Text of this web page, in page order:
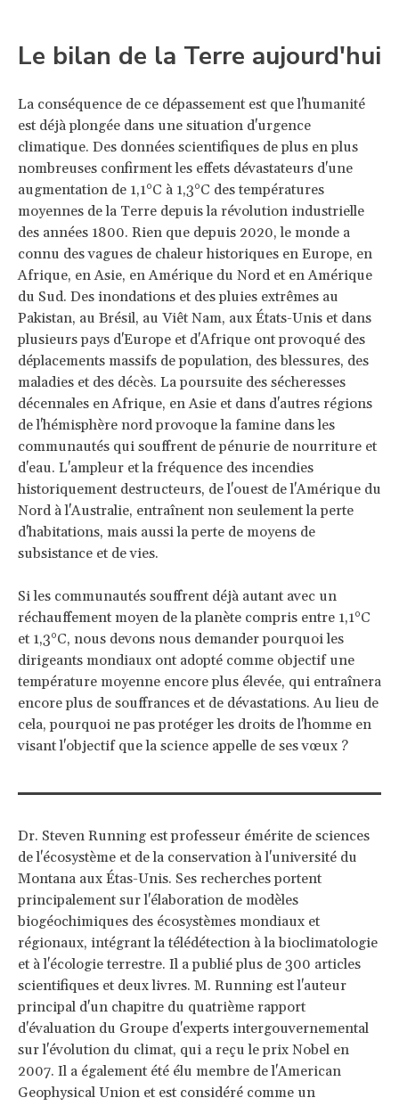
Le bilan de la Terre aujourd'hui
La conséquence de ce dépassement est que l'humanité
est déjà plongée dans une situation d'urgence
climatique. Des données scientifiques de plus en plus
nombreuses confirment les effets dévastateurs d'une
augmentation de 1,1°C à 1,3°C des températures
moyennes de la Terre depuis la révolution industrielle
des années 1800. Rien que depuis 2020, le monde a
connu des vagues de chaleur historiques en Europe, en
Afrique, en Asie, en Amérique du Nord et en Amérique
du Sud. Des inondations et des pluies extrêmes au
Pakistan, au Brésil, au Viêt Nam, aux États-Unis et dans
plusieurs pays d'Europe et d'Afrique ont provoqué des
déplacements massifs de population, des blessures, des
maladies et des décès. La poursuite des sécheresses
décennales en Afrique, en Asie et dans d'autres régions
de l'hémisphère nord provoque la famine dans les
communautés qui souffrent de pénurie de nourriture et
d'eau. L'ampleur et la fréquence des incendies
historiquement destructeurs, de l'ouest de l'Amérique du
Nord à l'Australie, entraînent non seulement la perte
d'habitations, mais aussi la perte de moyens de
subsistance et de vies.
Si les communautés souffrent déjà autant avec un
réchauffement moyen de la planète compris entre 1,1°C
et 1,3°C, nous devons nous demander pourquoi les
dirigeants mondiaux ont adopté comme objectif une
température moyenne encore plus élevée, qui entraînera
encore plus de souffrances et de dévastations. Au lieu de
cela, pourquoi ne pas protéger les droits de l'homme en
visant l'objectif que la science appelle de ses vœux ?
Dr. Steven Running est professeur émérite de sciences
de l'écosystème et de la conservation à l'université du
Montana aux Étas-Unis. Ses recherches portent
principalement sur l'élaboration de modèles
biogéochimiques des écosystèmes mondiaux et
régionaux, intégrant la télédétection à la bioclimatologie
et à l'écologie terrestre. Il a publié plus de 300 articles
scientifiques et deux livres. M. Running est l'auteur
principal d'un chapitre du quatrième rapport
d'évaluation du Groupe d'experts intergouvernemental
sur l'évolution du climat, qui a reçu le prix Nobel en
2007. Il a également été élu membre de l'American
Geophysical Union et est considéré comme un